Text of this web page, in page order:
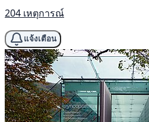
204 เหตุการณ์
แจ้งเตือน